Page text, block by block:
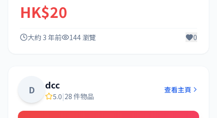
HK$20
大約 3 年前 144 瀏覽 0
D dcc
5.0|28 件物品
查看主頁